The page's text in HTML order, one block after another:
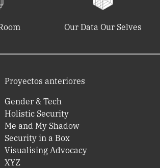
Our Data Our Selves
Proyectos anteriores
Gender & Tech
Holistic Security
Me and My Shadow
Security in a Box
Visualising Advocacy
XYZ